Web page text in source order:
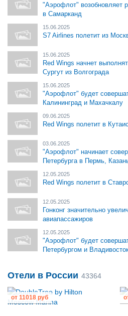
"Аэрофлот" возобновляет
в Самарканд
15.06.2025
S7 Airlines полетит из
15.06.2025
Red Wings начнет
Сургут из Волгограда
15.06.2025
"Аэрофлот" будет
Калининград и Махачкалу
09.06.2025
Red Wings полетит в
03.06.2025
"Аэрофлот" начинает
Петербурга в Пермь,
12.05.2025
Red Wings полетит в
12.05.2025
Гонконг значительно
авиапассажиров
12.05.2025
"Аэрофлот" будет
Петербургом и
Отели в России 43364
от 11018 руб